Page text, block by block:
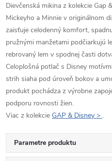
Dievčenská mikina z kolekcie Gap
Mickeyho a Minnie v originálnom
zaisťuje celodenný komfort,
pružnými manžetami podčiarkujú
rebrovaný lem v spodnej časti
Celoplošná potlač s Disney
strih siaha pod úroveň bokov a
produkt pochádza z výrobne
podporu rovnosti žien.
Viac z kolekcie GAP & Disney > .
Parametre produktu